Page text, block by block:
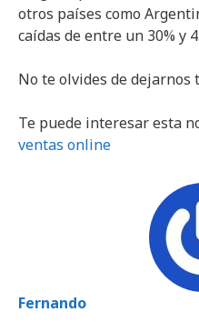
otros países como
caídas de entre un 30% y
No te olvides de dejarnos
Te puede interesar esta
ventas online
Fernando